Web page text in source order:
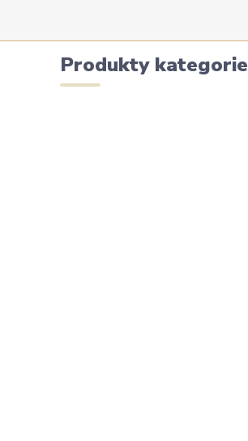
Produkty kategorie